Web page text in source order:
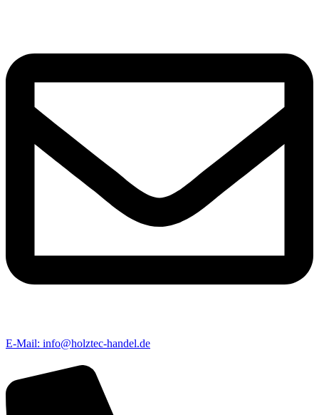
E-Mail: info@holztec-handel.de